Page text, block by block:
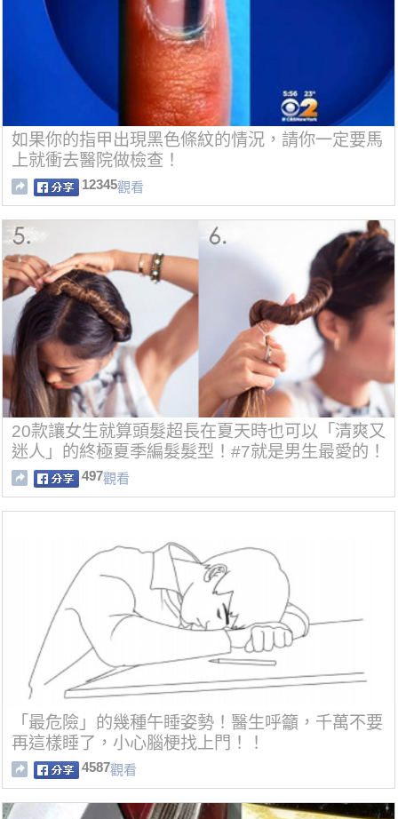
如果你的指甲出現黑色條紋的情況，請你一定要馬
上就衝去醫院做檢查！
12345觀看
20款讓女生就算頭髮超長在夏天時也可以「清爽又
迷人」的終極夏季編髮髮型！#7就是男生最愛的！
497觀看
「最危險」的幾種午睡姿勢！醫生呼籲，千萬不要
再這樣睡了，小心腦梗找上門！！
4587觀看